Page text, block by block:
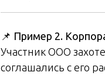
📌 Пример 2.
Участник ООО
соглашались с его